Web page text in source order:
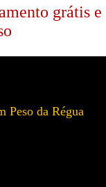
grátis e
Peso da Régua